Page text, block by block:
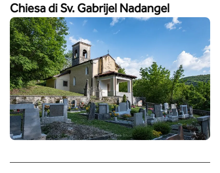
Chiesa di Sv. Gabrijel Nadangel